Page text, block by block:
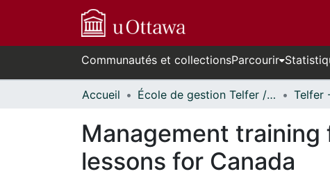
Communautés et collectionsParcourir
Accueil École de gestion Telfer // Telfer School of Management
Management
lessons for Canada